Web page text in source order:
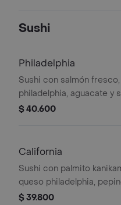
Sushi
Philadelphia
Sushi con salmón
philadelphia, aguacate y
10 bocados
$ 40.600
California
Sushi con palmito
queso philadelphia,
con masago y salsa de
$ 39.800